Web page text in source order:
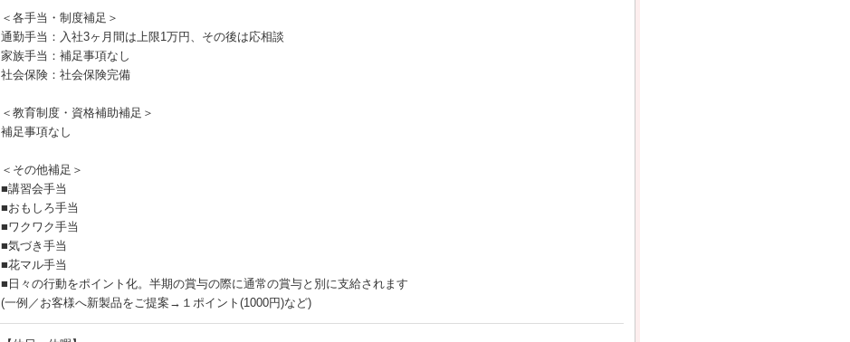
＜各手当・制度補足＞
通勤手当：入社3ヶ月間は上限1万円、その後は応相談
家族手当：補足事項なし
社会保険：社会保険完備
＜教育制度・資格補助補足＞
補足事項なし
＜その他補足＞
■講習会手当
■おもしろ手当
■ワクワク手当
■気づき手当
■花マル手当
■日々の行動をポイント化。半期の賞与の際に通常の賞与と別に支給されます
(一例／お客様へ新製品をご提案→１ポイント(1000円)など)